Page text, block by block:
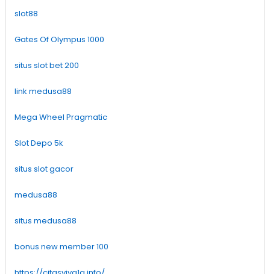
slot88
Gates Of Olympus 1000
situs slot bet 200
link medusa88
Mega Wheel Pragmatic
Slot Depo 5k
situs slot gacor
medusa88
situs medusa88
bonus new member 100